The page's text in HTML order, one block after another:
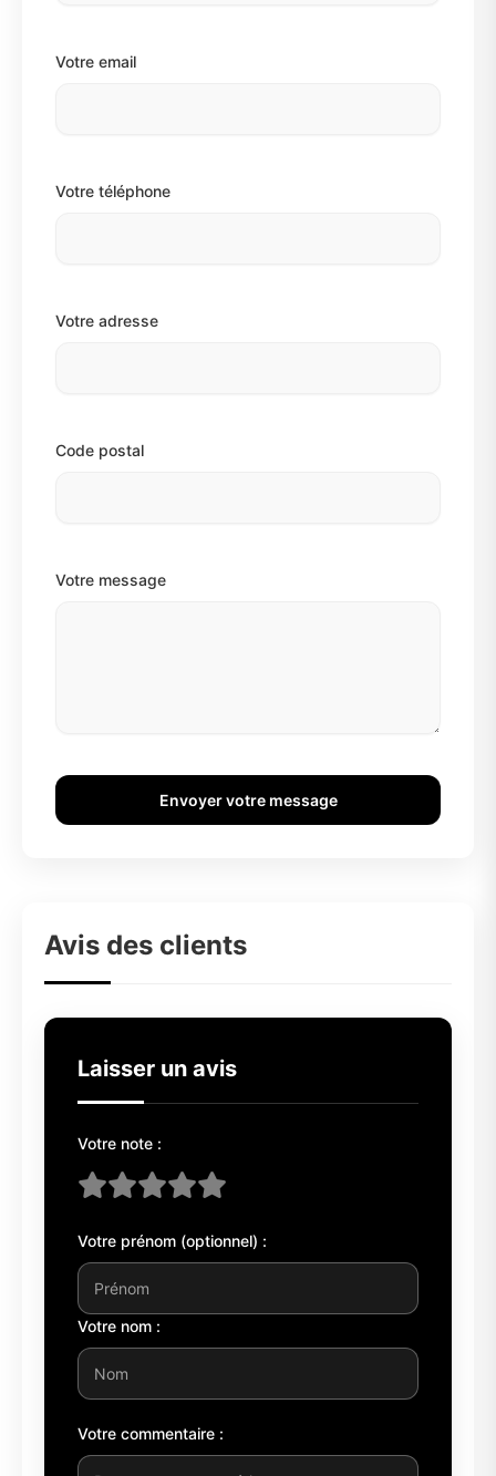
Votre email
Votre téléphone
Votre adresse
Code postal
Votre message
Envoyer votre message
Avis des clients
Laisser un avis
Votre note :
Votre prénom (optionnel) :
Votre nom :
Votre commentaire :